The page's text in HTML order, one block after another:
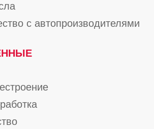
с автопроизводителями